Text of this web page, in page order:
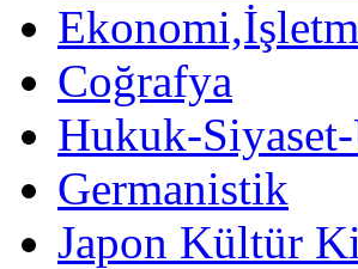
Coğrafya
Hukuk-
Germanistik
Japon Kültür